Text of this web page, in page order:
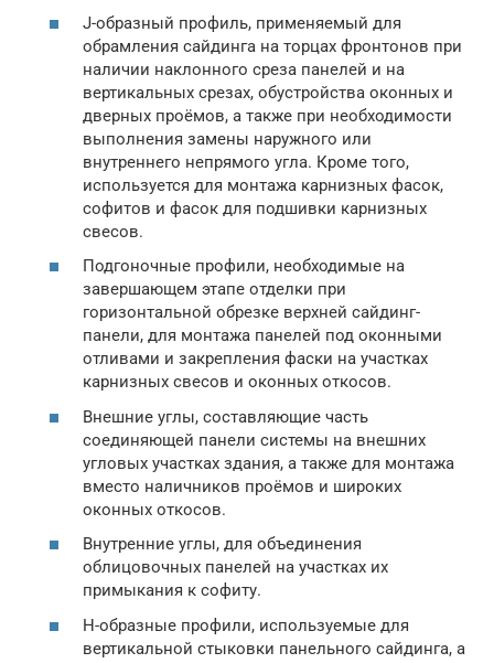
J-образный профиль, применяемый для
обрамления сайдинга на торцах фронтонов при
наличии наклонного среза панелей и на
вертикальных срезах, обустройства оконных и
дверных проёмов, а также при необходимости
выполнения замены наружного или
внутреннего непрямого угла. Кроме того,
используется для монтажа карнизных фасок,
софитов и фасок для подшивки карнизных
свесов.
Подгоночные профили, необходимые на
завершающем этапе отделки при
горизонтальной обрезке верхней сайдинг-
панели, для монтажа панелей под оконными
отливами и закрепления фаски на участках
карнизных свесов и оконных откосов.
Внешние углы, составляющие часть
соединяющей панели системы на внешних
угловых участках здания, а также для монтажа
вместо наличников проёмов и широких
оконных откосов.
Внутренние углы, для объединения
облицовочных панелей на участках их
примыкания к софиту.
Н-образные профили, используемые для
вертикальной стыковки панельного сайдинга, а